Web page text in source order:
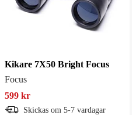
Kikare 7X50 Bright Focus
Focus
599 kr
Skickas om 5-7 vardagar